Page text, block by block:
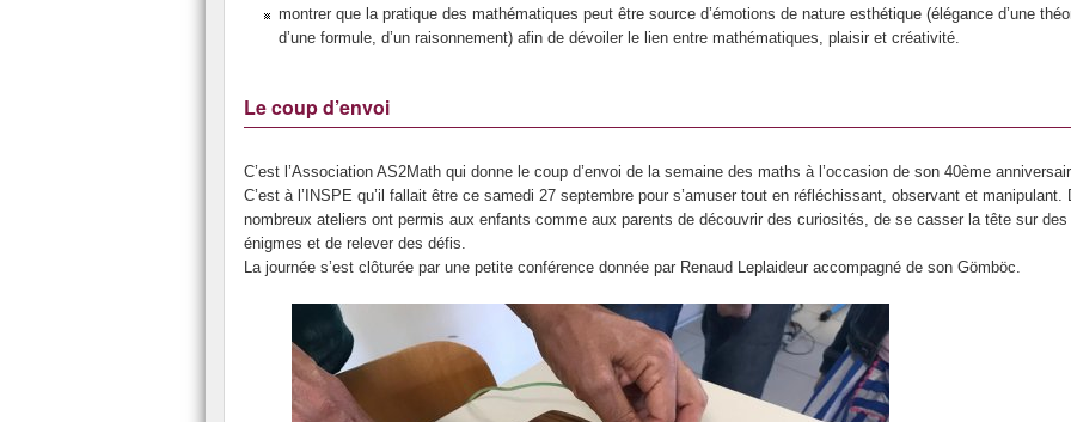
montrer que la pratique des mathématiques peut être source d’émotions de nature esthétique (élégance d’une
d’une formule, d’un raisonnement) afin de dévoiler le lien entre mathématiques, plaisir et créativité.
Le coup d’envoi
C’est l’Association AS2Math qui donne le coup d’envoi de la semaine des maths à l’occasion de son 40ème
C’est à l’INSPE qu’il fallait être ce samedi 27 septembre pour s’amuser tout en réfléchissant, observant et manipulant.
nombreux ateliers ont permis aux enfants comme aux parents de découvrir des curiosités, de se casser la tête sur des
énigmes et de relever des défis.
La journée s’est clôturée par une petite conférence donnée par Renaud Leplaideur accompagné de son Gömböc.